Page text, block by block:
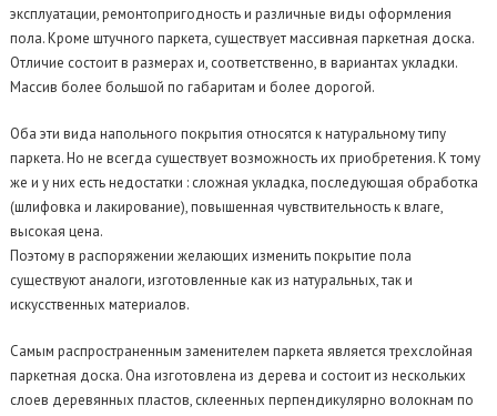
эксплуатации, ремонтопригодность и различные виды оформления
пола. Кроме штучного паркета, существует массивная паркетная доска.
Отличие состоит в размерах и, соответственно, в вариантах укладки.
Массив более большой по габаритам и более дорогой.
Оба эти вида напольного покрытия относятся к натуральному типу
паркета. Но не всегда существует возможность их приобретения. К тому
же и у них есть недостатки : сложная укладка, последующая обработка
(шлифовка и лакирование), повышенная чувствительность к влаге,
высокая цена.
Поэтому в распоряжении желающих изменить покрытие пола
существуют аналоги, изготовленные как из натуральных, так и
искусственных материалов.
Самым распространенным заменителем паркета является трехслойная
паркетная доска. Она изготовлена из дерева и состоит из нескольких
слоев деревянных пластов, склеенных перпендикулярно волокнам по